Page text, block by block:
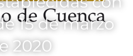
15 de marzo
2020